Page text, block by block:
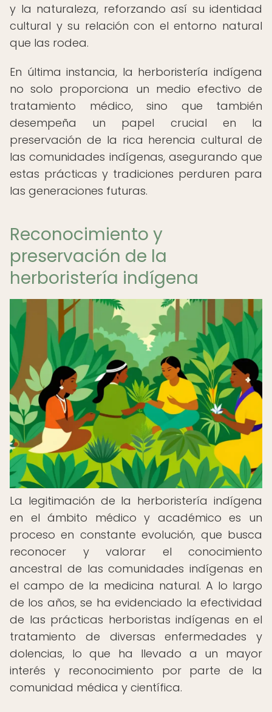
y la naturaleza, reforzando así su identidad
cultural y su relación con el entorno natural
que las rodea.
En última instancia, la herboristería indígena
no solo proporciona un medio efectivo de
tratamiento médico, sino que también
desempeña un papel crucial en la
preservación de la rica herencia cultural de
las comunidades indígenas, asegurando que
estas prácticas y tradiciones perduren para
las generaciones futuras.
Reconocimiento y
preservación de la
herboristería indígena
La legitimación de la herboristería indígena
en el ámbito médico y académico es un
proceso en constante evolución, que busca
reconocer y valorar el conocimiento
ancestral de las comunidades indígenas en
el campo de la medicina natural. A lo largo
de los años, se ha evidenciado la efectividad
de las prácticas herboristas indígenas en el
tratamiento de diversas enfermedades y
dolencias, lo que ha llevado a un mayor
interés y reconocimiento por parte de la
comunidad médica y científica.